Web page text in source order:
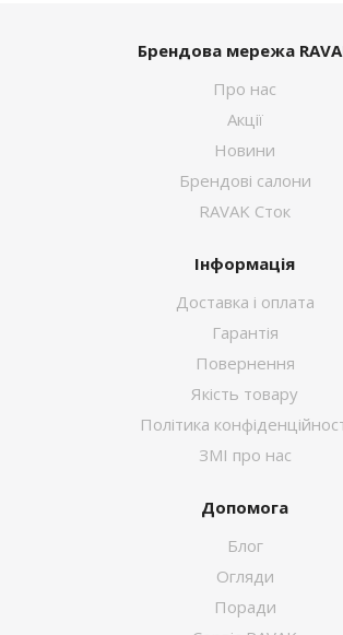
Брендова мережа
Про нас
Акції
Новини
Брендові салони
RAVAK Сток
Інформація
Доставка і оплата
Гарантія
Повернення
Якість товару
Політика
ЗМІ про нас
Допомога
Блог
Огляди
Поради